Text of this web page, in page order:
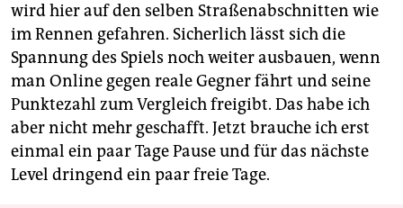
wird hier auf den selben Straßenabschnitten wie
im Rennen gefahren. Sicherlich lässt sich die
Spannung des Spiels noch weiter ausbauen, wenn
man Online gegen reale Gegner fährt und seine
Punktezahl zum Vergleich freigibt. Das habe ich
aber nicht mehr geschafft. Jetzt brauche ich erst
einmal ein paar Tage Pause und für das nächste
Level dringend ein paar freie Tage.